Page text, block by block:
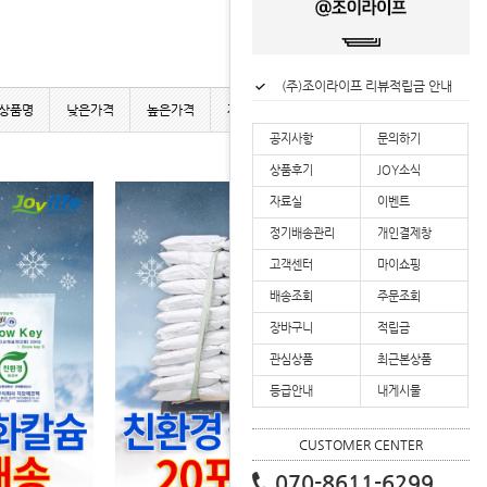
품명 낮은가격 높은가격 제조사
(주)조이라이프 배송공지
(주)조이라이프 리뷰적립금 안내
공지사항
문의하기
상품후기 JOY소식
자료실 이벤트
정기배송관리 개인결제창
고객센터 마이쇼핑
배송조회 주문조회
장바구니 적립금
관심상품 최근본상품
등급안내 내게시물
CUSTOMER CENTER